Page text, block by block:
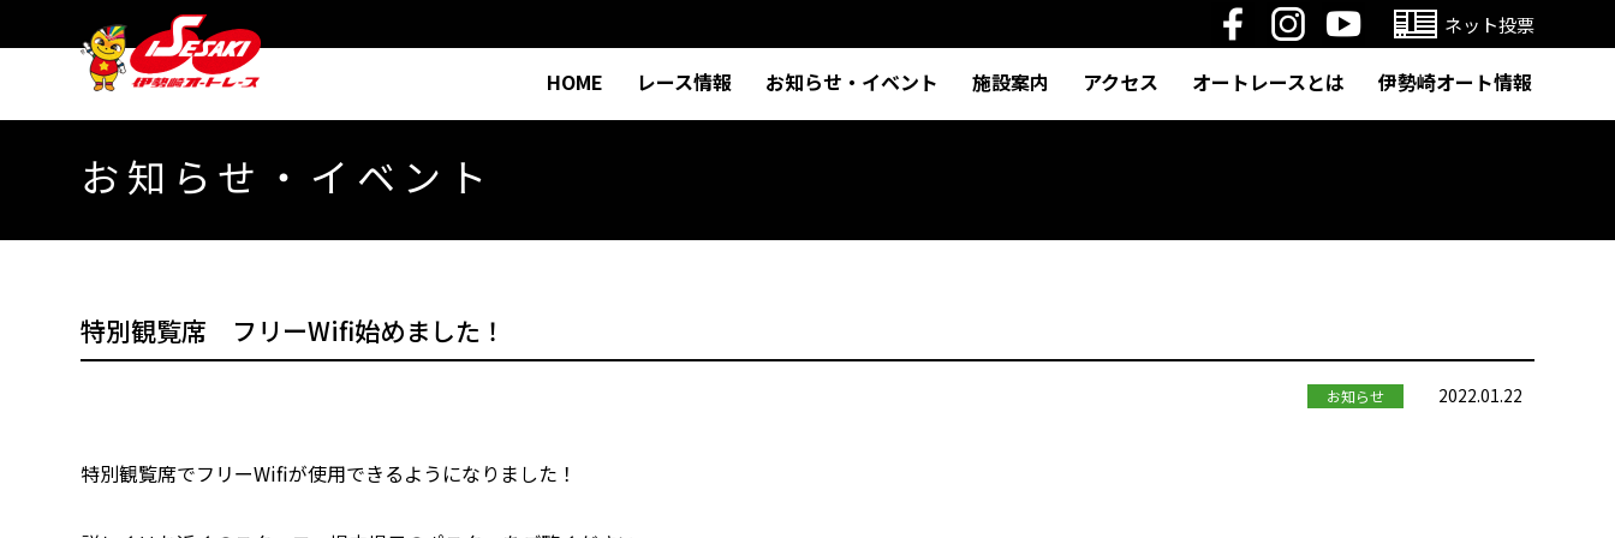
ネット投票
HOME レース情報 お知らせ・イベント 施設案内 アクセス オートレースとは 伊勢崎オート情報
お知らせ・イベント
特別観覧席 フリーWifi始めました！
お知らせ 2022.01.22
特別観覧席でフリーWifiが使用できるようになりました！